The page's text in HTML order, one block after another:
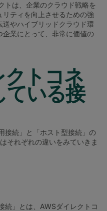
トは、企業のクラウド戦略を
ティを向上させるための強
やハイブリッドクラウド環
業にとって、非常に価値の
クトコネ
ている接
接続」と「ホスト型接続」の
それぞれの違いをみていきま
続」とは、AWSダイレクトコ